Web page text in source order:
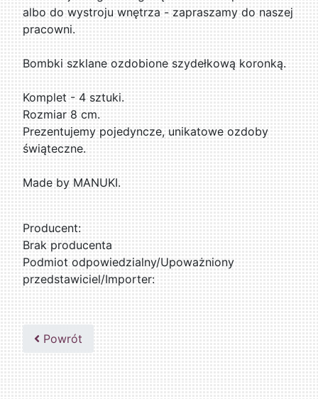
albo do wystroju wnętrza - zapraszamy do naszej
pracowni.
Bombki szklane ozdobione szydełkową koronką.
Komplet - 4 sztuki.
Rozmiar 8 cm.
Prezentujemy pojedyncze, unikatowe ozdoby
świąteczne.
Made by MANUKI.
Producent:
Brak producenta
Podmiot odpowiedzialny/Upoważniony
przedstawiciel/Importer:
Powrót